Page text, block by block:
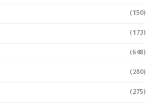
(150)
(173)
(648)
(280)
(275)